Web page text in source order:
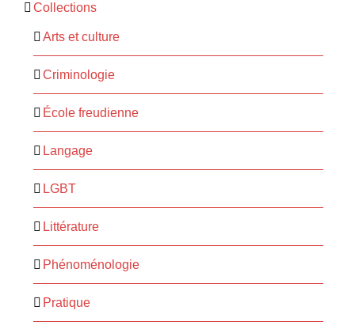
Collections
Arts et culture
Criminologie
École freudienne
Langage
LGBT
Littérature
Phénoménologie
Pratique